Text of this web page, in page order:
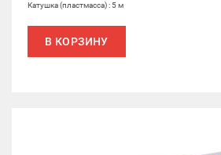
Катушка (пластмасса) : 5 м
В КОРЗИНУ